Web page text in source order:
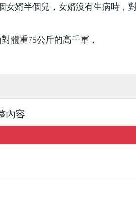
女婿半個兒，女婿沒有生病時，
體重75公斤的高千軍，
內容